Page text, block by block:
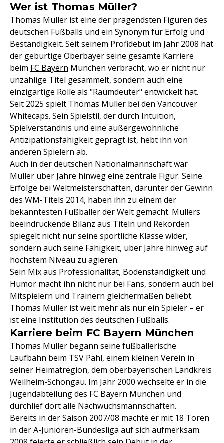
Wer ist Thomas Müller?
Thomas Müller ist eine der prägendsten Figuren des
deutschen Fußballs und ein Synonym für Erfolg und
Beständigkeit. Seit seinem Profidebüt im Jahr 2008 hat
der gebürtige Oberbayer seine gesamte Karriere
beim FC Bayern München verbracht, wo er nicht nur
unzählige Titel gesammelt, sondern auch eine
einzigartige Rolle als "Raumdeuter" entwickelt hat.
Seit 2025 spielt Thomas Müller bei den Vancouver
Whitecaps. Sein Spielstil, der durch Intuition,
Spielverständnis und eine außergewöhnliche
Antizipationsfähigkeit geprägt ist, hebt ihn von
anderen Spielern ab.
Auch in der deutschen Nationalmannschaft war
Müller über Jahre hinweg eine zentrale Figur. Seine
Erfolge bei Weltmeisterschaften, darunter der Gewinn
des WM-Titels 2014, haben ihn zu einem der
bekanntesten Fußballer der Welt gemacht. Müllers
beeindruckende Bilanz aus Titeln und Rekorden
spiegelt nicht nur seine sportliche Klasse wider,
sondern auch seine Fähigkeit, über Jahre hinweg auf
höchstem Niveau zu agieren.
Sein Mix aus Professionalität, Bodenständigkeit und
Humor macht ihn nicht nur bei Fans, sondern auch bei
Mitspielern und Trainern gleichermaßen beliebt.
Thomas Müller ist weit mehr als nur ein Spieler – er
ist eine Institution des deutschen Fußballs.
Karriere beim FC Bayern München
Thomas Müller begann seine fußballerische
Laufbahn beim TSV Pähl, einem kleinen Verein in
seiner Heimatregion, dem oberbayerischen Landkreis
Weilheim-Schongau. Im Jahr 2000 wechselte er in die
Jugendabteilung des FC Bayern München und
durchlief dort alle Nachwuchsmannschaften.
Bereits in der Saison 2007/08 machte er mit 18 Toren
in der A-Junioren-Bundesliga auf sich aufmerksam.